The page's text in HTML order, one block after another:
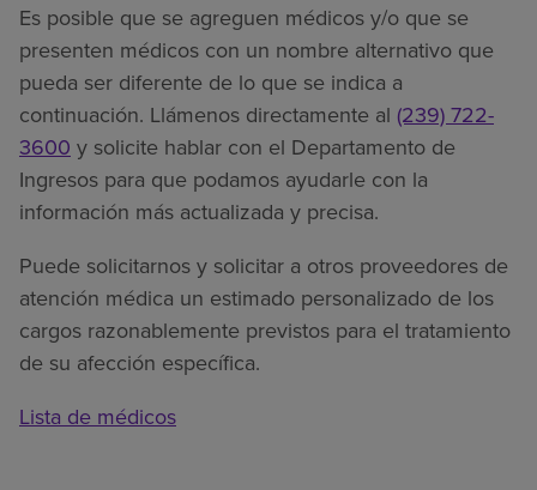
Es posible que se agreguen médicos y/o que se
presenten médicos con un nombre alternativo que
pueda ser diferente de lo que se indica a
continuación. Llámenos directamente al (239) 722-
3600 y solicite hablar con el Departamento de
Ingresos para que podamos ayudarle con la
información más actualizada y precisa.
Puede solicitarnos y solicitar a otros proveedores de
atención médica un estimado personalizado de los
cargos razonablemente previstos para el tratamiento
de su afección específica.
Lista de médicos